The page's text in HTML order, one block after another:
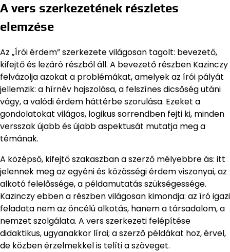
A vers szerkezetének részletes
elemzése
Az „Írói érdem” szerkezete világosan tagolt: bevezető,
kifejtő és lezáró részből áll. A bevezető részben Kazinczy
felvázolja azokat a problémákat, amelyek az írói pályát
jellemzik: a hírnév hajszolása, a felszínes dicsőség utáni
vágy, a valódi érdem háttérbe szorulása. Ezeket a
gondolatokat világos, logikus sorrendben fejti ki, minden
versszak újabb és újabb aspektusát mutatja meg a
témának.
A középső, kifejtő szakaszban a szerző mélyebbre ás: itt
jelennek meg az egyéni és közösségi érdem viszonyai, az
alkotó felelőssége, a példamutatás szükségessége.
Kazinczy ebben a részben világosan kimondja: az író igazi
feladata nem az öncélú alkotás, hanem a társadalom, a
nemzet szolgálata. A vers szerkezeti felépítése
didaktikus, ugyanakkor lírai; a szerző példákat hoz, érvel,
de közben érzelmekkel is telíti a szöveget.